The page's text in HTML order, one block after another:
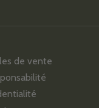
de vente